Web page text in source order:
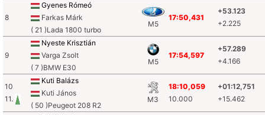
8
Gyenes Rómeó
Farkas Márk
( 21 )Lada 1800 turbo
M5
17:50,431
+53.123
+2.225
9
Nyeste Krisztián
Varga Zsolt
( 7 )BMW E30
M5
17:54,597
+57.289
+4.166
10
11.
Kuti Balázs
Kuti János
( 50 )Peugeot 208 R2
M3
18:10,059
10.000
+01:12,751
+15.462